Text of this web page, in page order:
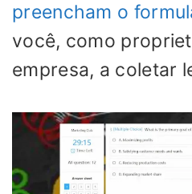
preencham o
você, como
empresa, a coletar